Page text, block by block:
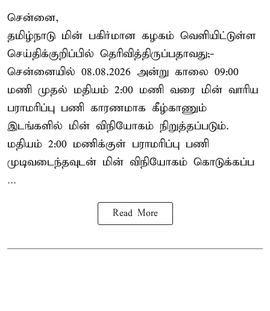
சென்னை,
தமிழ்நாடு மின் பகிர்மான கழகம் வெளியிட்டுள்ள
செய்திக்குறிப்பில் தெரிவித்திருப்பதாவது;-
சென்னையில் 08.08.2026 அன்று காலை 09:00
மணி முதல் மதியம் 2:00 மணி வரை மின் வாரிய
பராமரிப்பு பணி காரணமாக கீழ்காணும்
இடங்களில் மின் விநியோகம் நிறுத்தப்படும்.
மதியம் 2:00 மணிக்குள் பராமரிப்பு பணி
முடிவடைந்தவுடன் மின் விநியோகம் கொடுக்கப்ப
...
Read More